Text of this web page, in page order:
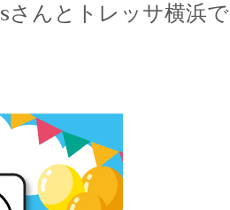
さんとトレッサ横浜で